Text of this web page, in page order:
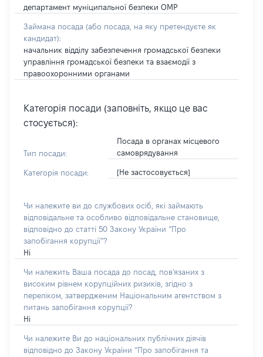
департамент муніципальної безпеки ОМР
Займана посада (або посада, на яку претендуєте як
кандидат):
начальник відділу забезпечення громадської безпеки
управління громадської безпеки та взаємодії з
правоохоронними органами
Категорія посади (заповніть, якщо це вас
стосується):
Тип посади:
Посада в органах місцевого
самоврядування
Категорія посади: [Не застосовується]
Чи належите ви до службових осіб, які займають
відповідальне та особливо відповідальне становище,
відповідно до статті 50 Закону України “Про
запобігання корупції”?
Ні
Чи належить Ваша посада до посад, пов'язаних з
високим рівнем корупційних ризиків, згідно з
переліком, затвердженим Національним агентством з
питань запобігання корупції?
Ні
Чи належите Ви до національних публічних діячів
відповідно до Закону України “Про запобігання та